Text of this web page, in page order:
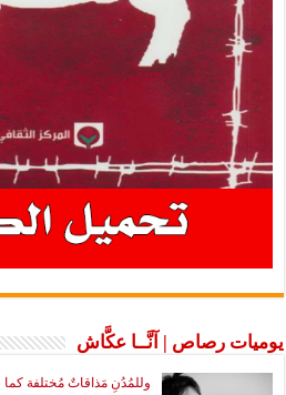
يوميات رصاص | آنَّــا عكَّاش
وللمُدُنِ مَذاقاتٌ مُختلفة كما